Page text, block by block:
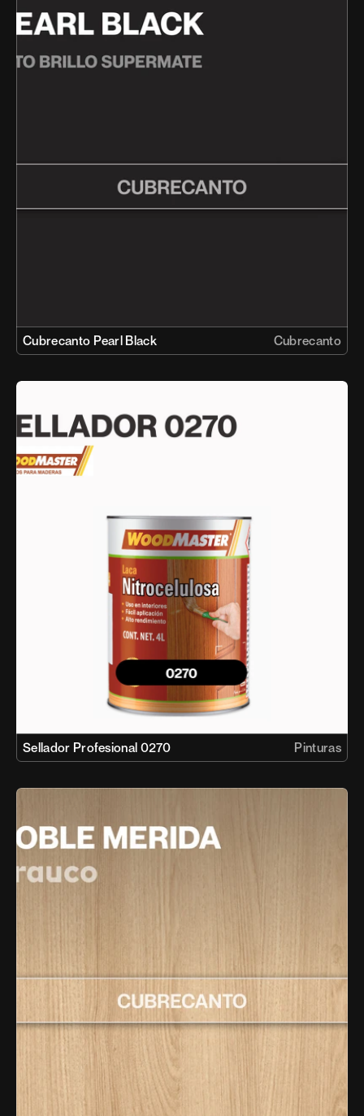
Cubrecanto Pearl Black Cubrecanto
Sellador Profesional 0270 Pinturas